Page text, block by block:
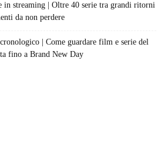
in streaming | Oltre 40 serie tra grandi ritorni
da non perdere
| Come guardare film e serie del
fino a Brand New Day